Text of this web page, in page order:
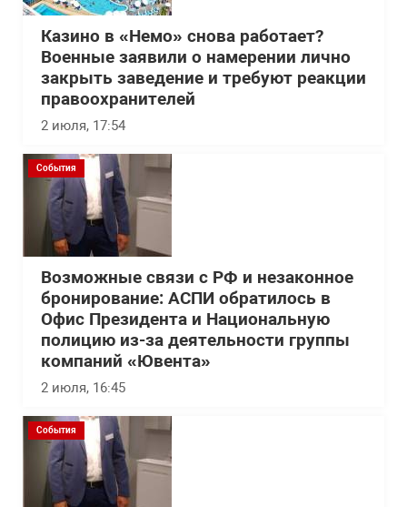
Казино в «Немо» снова работает?
Военные заявили о намерении лично
закрыть заведение и требуют реакции
правоохранителей
2 июля, 17:54
События
Возможные связи с РФ и незаконное
бронирование: АСПИ обратилось в
Офис Президента и Национальную
полицию из-за деятельности группы
компаний «Ювента»
2 июля, 16:45
События